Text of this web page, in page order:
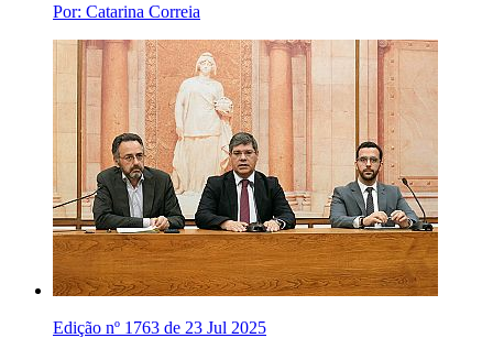
Por: Catarina Correia
Edição nº 1763 de 23 Jul 2025